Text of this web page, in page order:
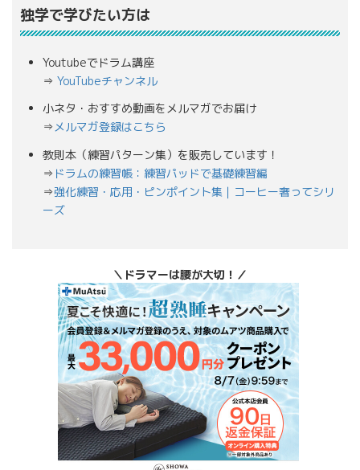
独学で学びたい方は
Youtubeでドラム講座
⇒ YouTubeチャンネル
小ネタ・おすすめ動画をメルマガでお届け
⇒メルマガ登録はこちら
教則本（練習パターン集）を販売しています！
⇒ ドラムの練習帳：練習パッドで基礎練習編
⇒強化練習・応用・ピンポイント集｜コーヒー奢ってシリ
ーズ
＼ドラマーは腰が大切！／